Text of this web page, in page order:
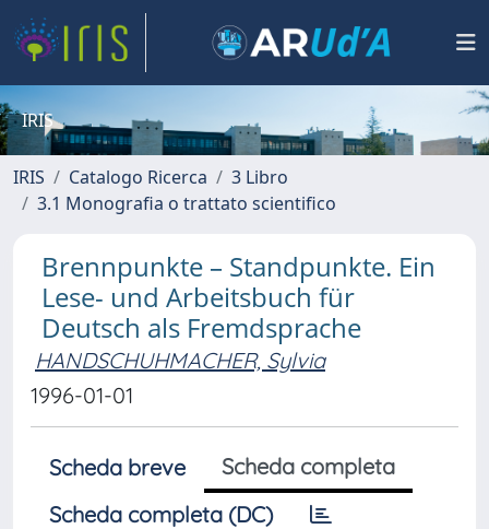
IRIS
IRIS Catalogo Ricerca
3 Libro
3.1 Monografia o trattato scientifico
Brennpunkte – Standpunkte. Ein
Lese- und Arbeitsbuch für
Deutsch als Fremdsprache
HANDSCHUHMACHER, Sylvia
1996-01-01
Scheda breve
Scheda completa
Scheda completa (DC)